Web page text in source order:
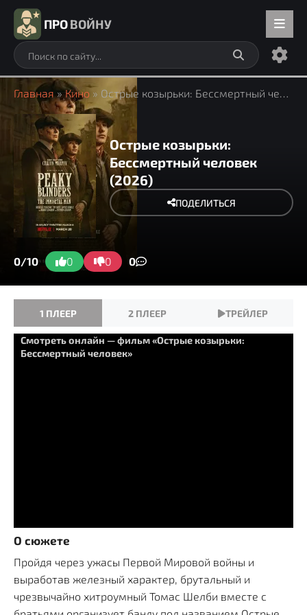
ПРОВОЙНУ
Главная »Кино » Острые козырьки: Бессмертный человек
Острые козырьки:
Бессмертный человек
(2026)
ПОДЕЛИТЬСЯ
0/10 0 0 0
1 ПЛЕЕР 2 ПЛЕЕР ТРЕЙЛЕР
Смотреть онлайн — фильм «Острые козырьки:
Бессмертный человек»
О сюжете
Пройдя через ужасы Первой Мировой войны и
выработав железный характер, брутальный и
чрезвычайно хитроумный Томас Шелби вместе с